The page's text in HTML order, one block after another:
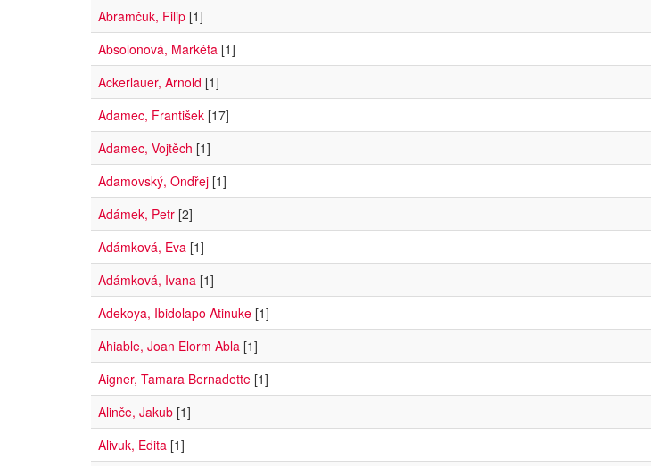
Abramčuk, Filip [1]
Absolonová, Markéta [1]
Ackerlauer, Arnold [1]
Adamec, František [17]
Adamec, Vojtěch [1]
Adamovský, Ondřej [1]
Adámek, Petr [2]
Adámková, Eva [1]
Adámková, Ivana [1]
Adekoya, Ibidolapo Atinuke [1]
Ahiable, Joan Elorm Abla [1]
Aigner, Tamara Bernadette [1]
Alinče, Jakub [1]
Alivuk, Edita [1]